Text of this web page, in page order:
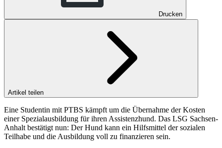
Drucken
Artikel teilen
Eine Studentin mit PTBS kämpft um die Übernahme der Kosten
einer Spezialausbildung für ihren Assistenzhund. Das LSG Sachsen-
Anhalt bestätigt nun: Der Hund kann ein Hilfsmittel der sozialen
Teilhabe und die Ausbildung voll zu finanzieren sein.